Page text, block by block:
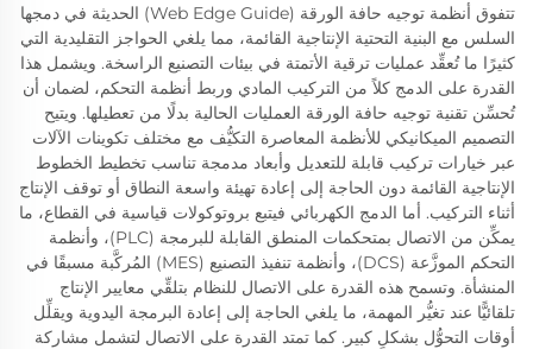
تتفوق أنظمة توجيه حافة الورقة (Web Edge Guide) الحديثة في دمجها
السلس مع البنية التحتية الإنتاجية القائمة، مما يلغي الحواجز التقليدية التي
كثيرًا ما تُعقِّد عمليات ترقية الأتمتة في بيئات التصنيع الراسخة. ويشمل هذا
القدرة على الدمج كلاً من التركيب المادي وربط أنظمة التحكم، لضمان أن
تُحسِّن تقنية توجيه حافة الورقة العمليات الحالية بدلًا من تعطيلها. ويتيح
التصميم الميكانيكي للأنظمة المعاصرة التكيُّف مع مختلف تكوينات الآلات
عبر خيارات تركيب قابلة للتعديل وأبعاد مدمجة تناسب تخطيط الخطوط
الإنتاجية القائمة دون الحاجة إلى إعادة تهيئة واسعة النطاق أو توقف الإنتاج
أثناء التركيب. أما الدمج الكهربائي فيتبع بروتوكولات قياسية في القطاع، ما
يمكِّن من الاتصال بمتحكمات المنطق القابلة للبرمجة (PLC)، وأنظمة
التحكم الموزَّعة (DCS)، وأنظمة تنفيذ التصنيع (MES) المُركَّبة مسبقًا في
المنشأة. وتسمح هذه القدرة على الاتصال للنظام بتلقِّي معايير الإنتاج
تلقائيًّا عند تغيُّر المهمة، ما يلغي الحاجة إلى إعادة البرمجة اليدوية ويقلِّل
أوقات التحوُّل بشكلٍ كبير. كما تمتد القدرة على الاتصال لتشمل مشاركة